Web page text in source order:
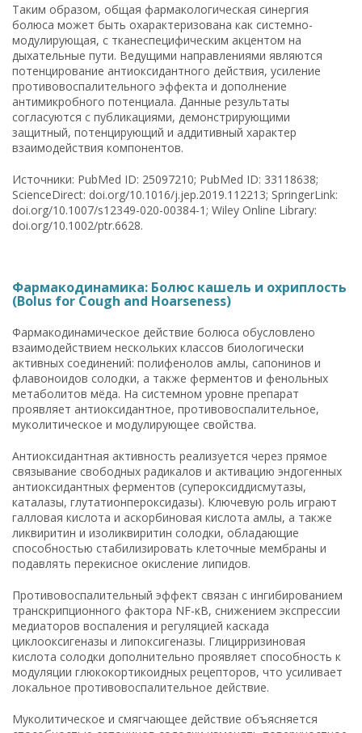
Таким образом, общая фармакологическая синергия
болюса может быть охарактеризована как системно-
модулирующая, с тканеспецифическим акцентом на
дыхательные пути. Ведущими направлениями являются
потенцирование антиоксидантного действия, усиление
противовоспалительного эффекта и дополнение
антимикробного потенциала. Данные результаты
согласуются с публикациями, демонстрирующими
защитный, потенцирующий и аддитивный характер
взаимодействия компонентов.
Источники: PubMed ID: 25097210; PubMed ID: 33118638;
ScienceDirect: doi.org/10.1016/j.jep.2019.112213; SpringerLink:
doi.org/10.1007/s12349-020-00384-1; Wiley Online Library:
doi.org/10.1002/ptr.6628.
Фармакодинамика: Болюс кашель и охриплость
(Bolus for Cough and Hoarseness)
Фармакодинамическое действие болюса обусловлено
взаимодействием нескольких классов биологически
активных соединений: полифенолов амлы, сапонинов и
флавоноидов солодки, а также ферментов и фенольных
метаболитов мёда. На системном уровне препарат
проявляет антиоксидантное, противовоспалительное,
муколитическое и модулирующее свойства.
Антиоксидантная активность реализуется через прямое
связывание свободных радикалов и активацию эндогенных
антиоксидантных ферментов (супероксиддисмутазы,
каталазы, глутатионпероксидазы). Ключевую роль играют
галловая кислота и аскорбиновая кислота амлы, а также
ликвиритин и изоликвиритин солодки, обладающие
способностью стабилизировать клеточные мембраны и
подавлять перекисное окисление липидов.
Противовоспалительный эффект связан с ингибированием
транскрипционного фактора NF-κB, снижением экспрессии
медиаторов воспаления и регуляцией каскада
циклооксигеназы и липоксигеназы. Глицирризиновая
кислота солодки дополнительно проявляет способность к
модуляции глюкокортикоидных рецепторов, что усиливает
локальное противовоспалительное действие.
Муколитическое и смягчающее действие объясняется